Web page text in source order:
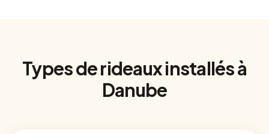
Types de rideaux installés à
Danube